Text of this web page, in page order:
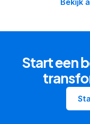
Bekijk
Start een